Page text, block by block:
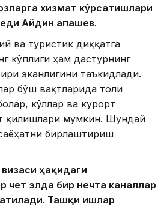
хизмат кўрсатишлари
Айдин Қапашев.
ва туристик диққатга
кўплиги ҳам дастурнинг
эканлигини таъкидлади.
бўш вақтларида тоғли
кўллар ва курорт
қилишлари мумкин. Шундай
бирлаштириш
ҳақидаги
чет элда бир нечта каналлар
Ташқи ишлар